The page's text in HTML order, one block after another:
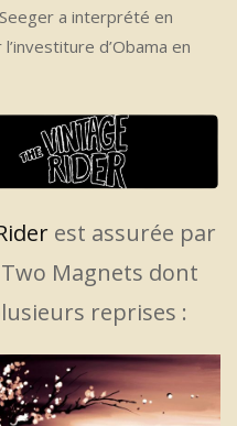
a interprété en
d’Obama en
est assurée par
Magnets dont
reprises :